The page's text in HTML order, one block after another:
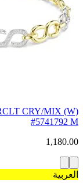
CRY/MIX (W)
#5741792 M
1,180.00
العربية